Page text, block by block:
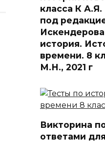
класса К
под
история.
времени. 8
М.Н., 2021 г
Викторина
ответами